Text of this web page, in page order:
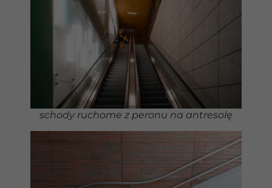
schody ruchome z peronu na antresolę